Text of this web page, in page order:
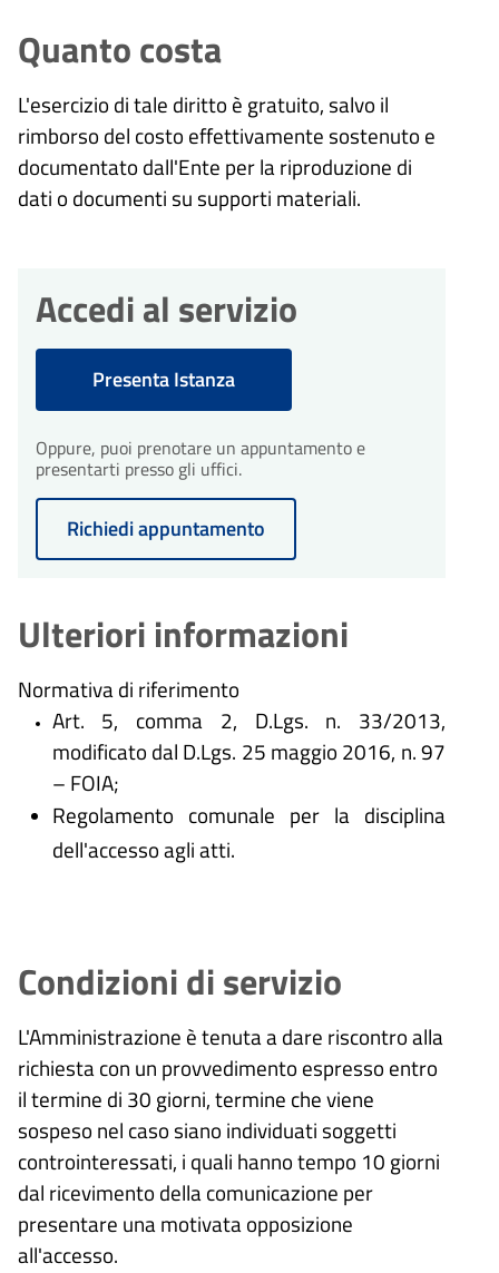
Quanto costa
L'esercizio di tale diritto è gratuito, salvo il
rimborso del costo effettivamente sostenuto e
documentato dall'Ente per la riproduzione di
dati o documenti su supporti materiali.
Accedi al servizio
Presenta Istanza
Oppure, puoi prenotare un appuntamento e
presentarti presso gli uffici.
Richiedi appuntamento
Ulteriori informazioni
Normativa di riferimento
Art. 5, comma 2, D.Lgs. n. 33/2013,
modificato dal D.Lgs. 25 maggio 2016, n. 97
– FOIA;
Regolamento comunale per la disciplina
dell'accesso agli atti.
Condizioni di servizio
L'Amministrazione è tenuta a dare riscontro alla
richiesta con un provvedimento espresso entro
il termine di 30 giorni, termine che viene
sospeso nel caso siano individuati soggetti
controinteressati, i quali hanno tempo 10 giorni
dal ricevimento della comunicazione per
presentare una motivata opposizione
all'accesso.